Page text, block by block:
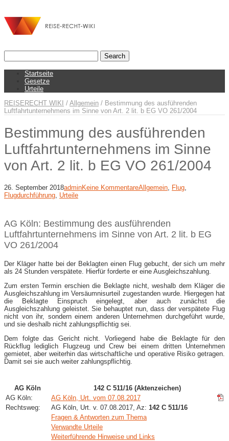
Startseite
Gesetze
Urteile
REISERECHT WIKI / Allgemein / Bestimmung des ausführenden
Luftfahrtunternehmens im Sinne von Art. 2 lit. b EG VO 261/2004
Bestimmung des ausführenden
Luftfahrtunternehmens im Sinne
von Art. 2 lit. b EG VO 261/2004
26. September 2018adminKeine KommentareAllgemein Flug
Flugdurchführung Urteile
AG Köln: Bestimmung des ausführenden
Luftfahrtunternehmens im Sinne von Art. 2 lit. b EG
VO 261/2004
Der Kläger hatte bei der Beklagten einen Flug gebucht, der sich um mehr
als 24 Stunden verspätete. Hierfür forderte er eine Ausgleichszahlung.
Zum ersten Termin erschien die Beklagte nicht, weshalb dem Kläger die
Ausgleichszahlung im Versäumnisurteil zugestanden wurde. Hiergegen hat
die Beklagte Einspruch eingelegt, aber auch zunächst die
Ausgleichszahlung geleistet. Sie behauptet nun, dass der verspätete Flug
nicht von ihr, sondern einem anderen Unternehmen durchgeführt wurde,
und sie deshalb nicht zahlungspflichtig sei.
Dem folgte das Gericht nicht. Vorliegend habe die Beklagte für den
Rückflug lediglich Flugzeug und Crew bei einem dritten Unternehmen
gemietet, aber weiterhin das wirtschaftliche und operative Risiko getragen.
Damit sei sie auch weiter zahlungspflichtig.
AG Köln
142 C 511/16 (Aktenzeichen)
AG Köln:
AG Köln, Urt. vom 07.08.2017
Rechtsweg:
AG Köln, Urt. v. 07.08.2017, Az: 142 C 511/16
Fragen & Antworten zum Thema
Verwandte Urteile
Weiterführende Hinweise und Links